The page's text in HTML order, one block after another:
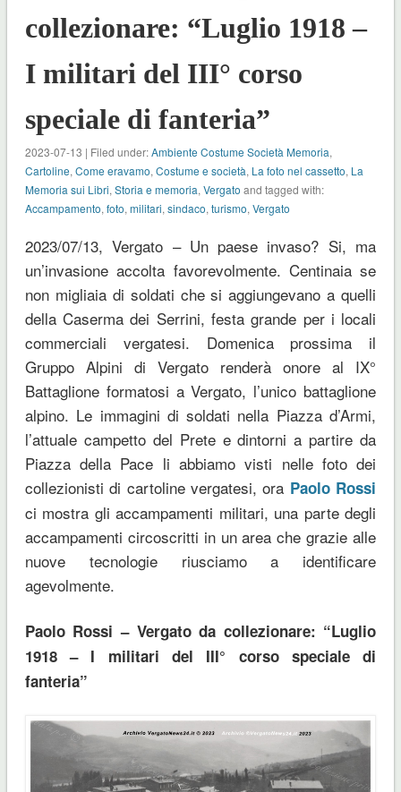
collezionare: “Luglio 1918 –
I militari del III° corso
speciale di fanteria”
2023-07-13 | Filed under:Ambiente Costume Società Memoria,
Cartoline, Come eravamo, Costume e società, La foto nel cassetto, La
Memoria sui Libri, Storia e memoria, Vergato and tagged with:
Accampamento, foto, militari, sindaco, turismo, Vergato
2023/07/13, Vergato – Un paese invaso? Si, ma
un’invasione accolta favorevolmente. Centinaia se
non migliaia di soldati che si aggiungevano a quelli
della Caserma dei Serrini, festa grande per i locali
commerciali vergatesi. Domenica prossima il
Gruppo Alpini di Vergato renderà onore al IX°
Battaglione formatosi a Vergato, l’unico battaglione
alpino. Le immagini di soldati nella Piazza d’Armi,
l’attuale campetto del Prete e dintorni a partire da
Piazza della Pace li abbiamo visti nelle foto dei
collezionisti di cartoline vergatesi, ora Paolo Rossi
ci mostra gli accampamenti militari, una parte degli
accampamenti circoscritti in un area che grazie alle
nuove tecnologie riusciamo a identificare
agevolmente.
Paolo Rossi – Vergato da collezionare: “Luglio
1918 – I militari del III° corso speciale di
fanteria”